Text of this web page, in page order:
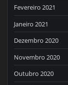
Fevereiro 2021
Janeiro 2021
Dezembro 2020
Novembro 2020
Outubro 2020